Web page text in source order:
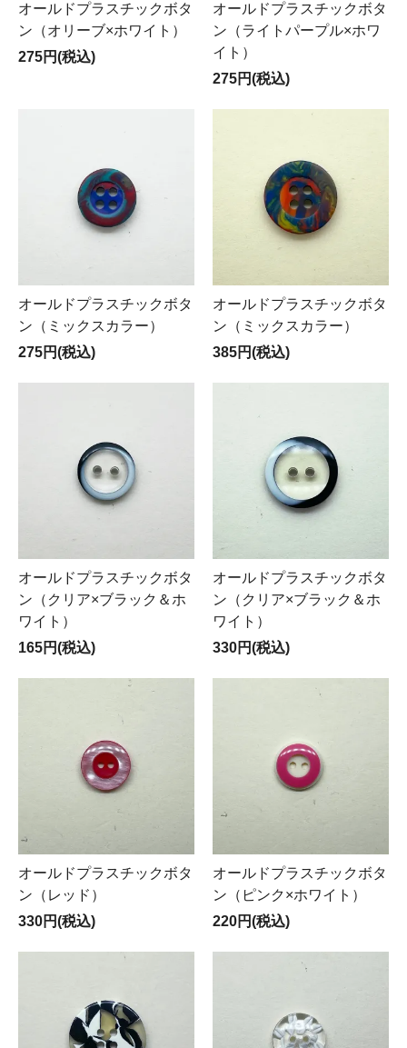
オールドプラスチックボタ
ン（オリーブ×ホワイト）
275円(税込)
オールドプラスチックボタ
ン（ライトパープル×ホワ
イト）
275円(税込)
オールドプラスチックボタ
ン（ミックスカラー）
275円(税込)
オールドプラスチックボタ
ン（ミックスカラー）
385円(税込)
オールドプラスチックボタ
ン（クリア×ブラック＆ホ
ワイト）
165円(税込)
オールドプラスチックボタ
ン（クリア×ブラック＆ホ
ワイト）
330円(税込)
オールドプラスチックボタ
ン（レッド）
330円(税込)
オールドプラスチックボタ
ン（ピンク×ホワイト）
220円(税込)